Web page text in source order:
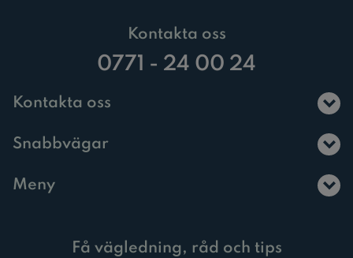
Kontakta oss
0771 - 24 00 24
Kontakta oss
Snabbvägar
Meny
Få vägledning, råd och tips